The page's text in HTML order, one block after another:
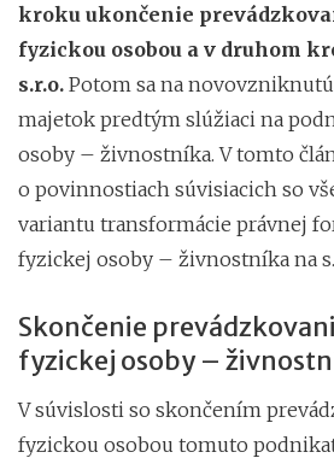
kroku ukončenie
fyzickou osobou a v druhom
s.r.o. Potom sa na novovzniknutú
majetok predtým slúžiaci na
osoby – živnostníka. V tomto
o povinnostiach súvisiacich so
variantu transformácie právnej
fyzickej osoby – živnostníka na
Skončenie
fyzickej osoby –
V súvislosti so skončením
fyzickou osobou tomuto